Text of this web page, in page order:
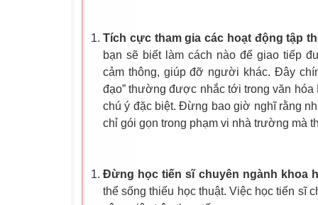
Tích cực tham gia các hoạt động tập
bạn sẽ biết làm cách nào để giao tiếp
cảm thông, giúp đỡ người khác. Đây
đạo” thường được nhắc tới trong văn
chú ý đặc biệt. Đừng bao giờ nghĩ rằng
chỉ gói gọn trong phạm vi nhà trường mà
Đừng học tiến sĩ chuyên ngành khoa
thể sống thiếu học thuật. Việc học tiến sĩ